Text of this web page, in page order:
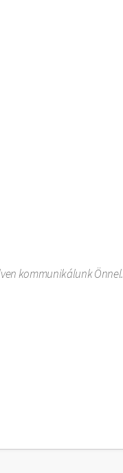
kommunikálunk Önnel.